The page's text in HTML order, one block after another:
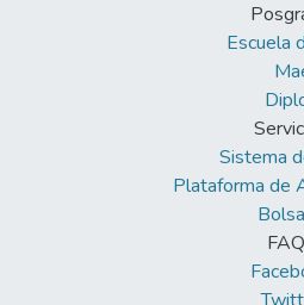
Escuela
Sistema
Plataforma de